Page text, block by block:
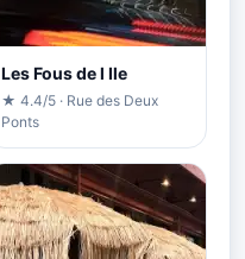
Les Fous de l Ile
★ 4.4/5 · Rue des Deux
Ponts